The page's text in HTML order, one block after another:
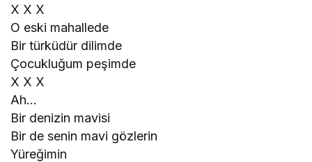
X X X
O eski mahallede
Bir türküdür dilimde
Çocukluğum peşimde
X X X
Ah…
Bir denizin mavisi
Bir de senin mavi gözlerin
Yüreğimin